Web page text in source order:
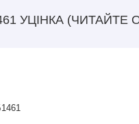
УЦІНКА (ЧИТАЙТЕ